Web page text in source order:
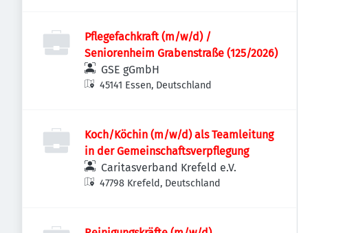
Pflegefachkraft (m/w/d) /
Seniorenheim Grabenstraße (125/2026)
GSE gGmbH
45141 Essen, Deutschland
Koch/Köchin (m/w/d) als Teamleitung
in der Gemeinschaftsverpflegung
Caritasverband Krefeld e.V.
47798 Krefeld, Deutschland